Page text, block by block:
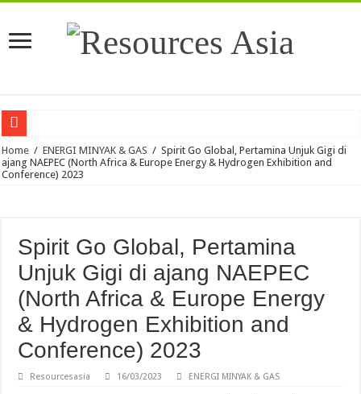
PHE: Pemboran Masif dan Kolaborasi Teknologi Kunci Kemandirian Energi
Pertamina Drilling Raih Penghargaan CSR Award 2026
Elnusa Perkuat Transformasi Digital melalui Pertapixel untuk Dukung
Dukung Penguatan Desa Digital di Banjar Kepisah, PLN Icon Plus Berikan
Kepastian Produksi Tambang, Kontribusi Dividen dan Penerimaan Guna
Kejar PLTS 100 GW, Akademisi ITPLN Minta RI Tak Terburu-buru
ESDM Tetapkan HBA Periode Pertama Agustus 2026 USD 124,44 per Ton,
Terminal LPG Tanjung Sekong PET Jadi Terminal LPG Pertama di Dunia
Home / ENERGI MINYAK & GAS / Spirit Go Global, Pertamina Unjuk Gigi di
ajang NAEPEC (North Africa & Europe Energy & Hydrogen Exhibition and
Conference) 2023
Spirit Go Global, Pertamina
Unjuk Gigi di ajang NAEPEC
(North Africa & Europe Energy
& Hydrogen Exhibition and
Conference) 2023
Resourcesasia 16/03/2023 ENERGI MINYAK & GAS